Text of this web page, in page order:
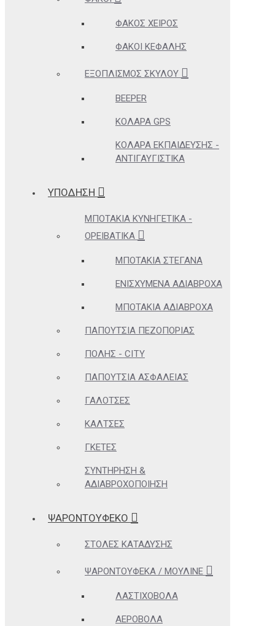
ΦΑΚΌΣ ΧΕΙΡΌΣ
ΦΑΚΟΊ ΚΕΦΑΛΉΣ
ΕΞΟΠΛΙΣΜΌΣ ΣΚΎΛΟΥ
BEEPER
ΚΟΛΆΡΑ GPS
ΚΟΛΆΡΑ ΕΚΠΑΊΔΕΥΣΗΣ -
ΑΝΤΙΓΑΥΓΙΣΤΙΚΆ
ΥΠΟΔΗΣΗ
ΜΠΟΤΆΚΙΑ ΚΥΝΗΓΕΤΙΚΆ -
ΟΡΕΙΒΑΤΙΚΆ
ΜΠΟΤΆΚΙΑ ΣΤΕΓΑΝΆ
ΕΝΙΣΧΥΜΈΝΑ ΑΔΙΆΒΡΟΧΑ
ΜΠΟΤΆΚΙΑ ΑΔΙΆΒΡΟΧΑ
ΠΑΠΟΎΤΣΙΑ ΠΕΖΟΠΟΡΊΑΣ
ΠΌΛΗΣ - CITY
ΠΑΠΟΎΤΣΙΑ ΑΣΦΑΛΕΊΑΣ
ΓΑΛΌΤΣΕΣ
ΚΆΛΤΣΕΣ
ΓΚΈΤΕΣ
ΣΥΝΤΉΡΗΣΗ &
ΑΔΙΑΒΡΟΧΟΠΟΊΗΣΗ
ΨΑΡΟΝΤΟΥΦΕΚΟ
ΣΤΟΛΈΣ ΚΑΤΆΔΥΣΗΣ
ΨΑΡΟΝΤΟΎΦΕΚΑ / ΜΟΥΛΙΝΈ
ΛΑΣΤΙΧΟΒΌΛΑ
ΑΕΡΟΒΌΛΑ